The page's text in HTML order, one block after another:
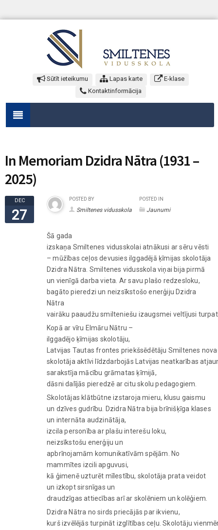
Sūtīt ieteikumu Lapas karte
E-klase
Kontaktinformācija
In Memoriam Dzidra Nātra (1931 –
2025)
DEC
27
POSTED BY
Smiltenes vidusskola
POSTED IN
Jaunumi
Šā gada
izskaņa Smiltenes vidusskolai atnākusi ar sēru vēsti
– mūžības ceļos devusies ilggadējā ķīmijas skolotāja
Dzidra Nātra. Smiltenes vidusskola viņai bija pirmā
un vienīgā darba vieta. Ar savu plašo redzesloku,
bagāto pieredzi un neizsīkstošo enerģiju Dzidra
Nātra
vairāku paaudžu smilteniešu izaugsmei veltījusi
Kopā ar vīru Elmāru Nātru –
ilggadējo ķīmijas skolotāju,
Latvijas Tautas frontes priekšsēdētāju Smiltenes
skolotāja aktīvi līdzdarbojās Latvijas neatkarības
sarakstīja mācību grāmatas ķīmijā,
dāsni dalījās pieredzē ar citu skolu pedagogiem.
Skolotājas klātbūtne izstaroja mieru, klusu gaismu
un dzīves gudrību. Dzidra Nātra bija brīnišķīga klases
un internāta audzinātāja,
izcila personība ar plašu interešu loku,
neizsīkstošu enerģiju un
apbrīnojamām komunikatīvām spējām. No
mammītes izcili apguvusi,
kā ģimenē uzturēt mīlestību, skolotāja prata veidot
un izkopt sirsnīgas un
draudzīgas attiecības arī ar skolēniem un kolēģiem.
Dzidra Nātra no sirds priecājās par ikvienu,
kurš izvēlējās turpināt izglītības ceļu. Skolotāju